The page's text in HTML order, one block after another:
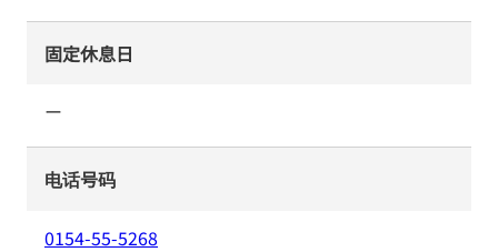
固定休息日
ー
电话号码
0154-55-5268